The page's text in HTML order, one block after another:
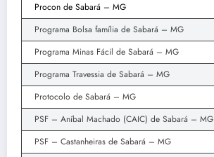
Procon de Sabará – MG
Programa Bolsa família de Sabará – MG
Programa Minas Fácil de Sabará – MG
Programa Travessia de Sabará – MG
Protocolo de Sabará – MG
PSF – Aníbal Machado (CAIC) de Sabará – MG
PSF – Castanheiras de Sabará – MG